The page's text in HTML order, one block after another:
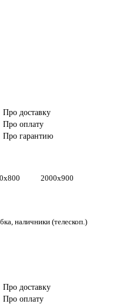
Про доставку
Про оплату
Про гарантию
2000x900
наличники (телескоп.)
Про доставку
Про оплату